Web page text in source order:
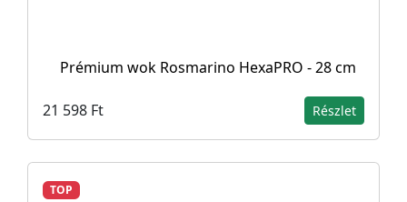
Prémium wok Rosmarino HexaPRO - 28 cm
21 598 Ft Részlet
TOP